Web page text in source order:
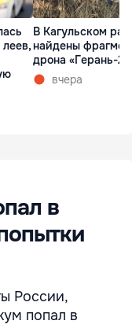
В Кагульском
найдены
дрона «Герань-2»
вчера
в
России,
попал в